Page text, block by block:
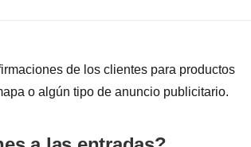
de los clientes para productos
o algún tipo de anuncio publicitario.